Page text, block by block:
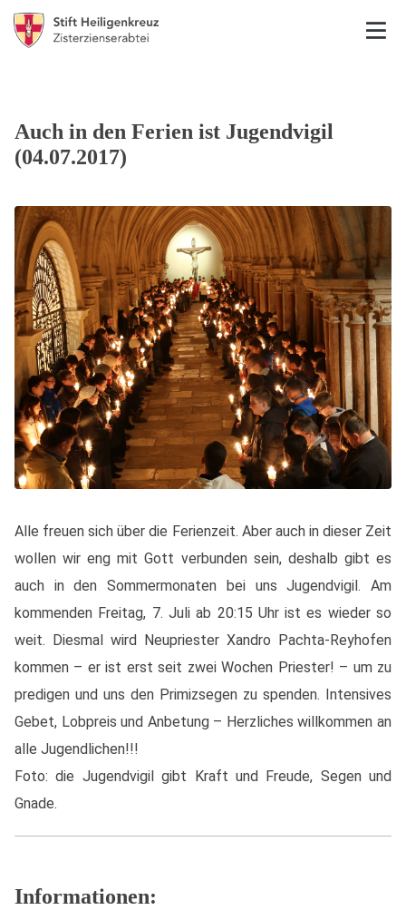
Auch in den Ferien ist Jugendvigil
(04.07.2017)
Alle freuen sich über die Ferienzeit. Aber auch in dieser Zeit
wollen wir eng mit Gott verbunden sein, deshalb gibt es
auch in den Sommermonaten bei uns Jugendvigil. Am
kommenden Freitag, 7. Juli ab 20:15 Uhr ist es wieder so
weit. Diesmal wird Neupriester Xandro Pachta-Reyhofen
kommen – er ist erst seit zwei Wochen Priester! – um zu
predigen und uns den Primizsegen zu spenden. Intensives
Gebet, Lobpreis und Anbetung – Herzliches willkommen an
alle Jugendlichen!!!
Foto: die Jugendvigil gibt Kraft und Freude, Segen und
Gnade.
Informationen: